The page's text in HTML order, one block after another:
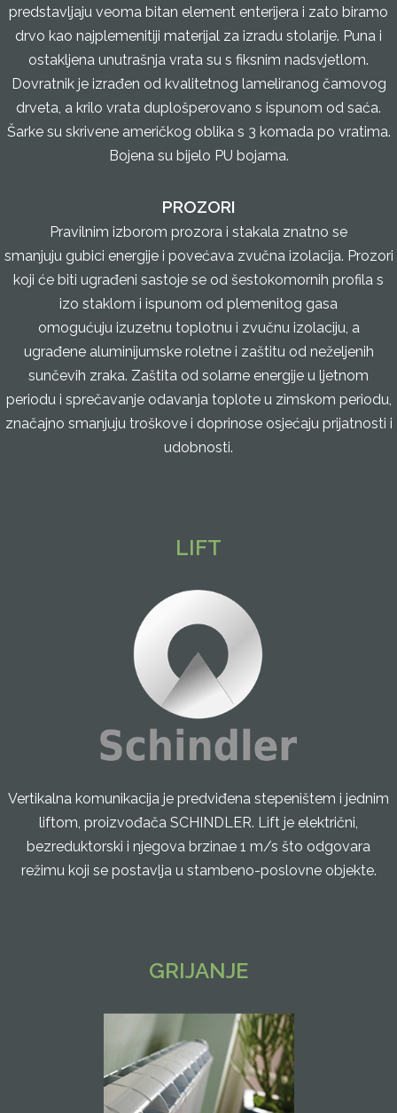
predstavljaju veoma bitan element enterijera i zato biramo
drvo kao najplemenitiji materijal za izradu stolarije. Puna i
ostakljena unutrašnja vrata su s fiksnim nadsvjetlom.
Dovratnik je izrađen od kvalitetnog lameliranog čamovog
drveta, a krilo vrata duplošperovano s ispunom od saća.
Šarke su skrivene američkog oblika s 3 komada po vratima.
Bojena su bijelo PU bojama.
PROZORI
Pravilnim izborom prozora i stakala znatno se
smanjuju gubici energije i povećava zvučna izolacija. Prozori
koji će biti ugrađeni sastoje se od šestokomornih profila s
izo staklom i ispunom od plemenitog gasa
omogućuju izuzetnu toplotnu i zvučnu izolaciju, a
ugrađene aluminijumske roletne i zaštitu od neželjenih
sunčevih zraka. Zaštita od solarne energije u ljetnom
periodu i sprečavanje odavanja toplote u zimskom periodu,
značajno smanjuju troškove i doprinose osjećaju prijatnosti i
udobnosti.
LIFT
Vertikalna komunikacija je predviđena stepeništem i jednim
liftom, proizvođača SCHINDLER. Lift je električni,
bezreduktorski i njegova brzinae 1 m/s što odgovara
režimu koji se postavlja u stambeno-poslovne objekte.
GRIJANJE